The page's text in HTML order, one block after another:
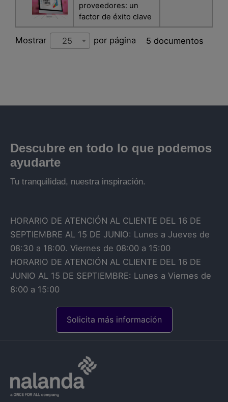
proveedores: un
factor de éxito clave
Mostrar 25 por página 5 documentos
Descubre en todo lo que podemos
ayudarte
Tu tranquilidad, nuestra inspiración.
HORARIO DE ATENCIÓN AL CLIENTE DEL 16 DE
SEPTIEMBRE AL 15 DE JUNIO: Lunes a Jueves de
08:30 a 18:00. Viernes de 08:00 a 15:00
HORARIO DE ATENCIÓN AL CLIENTE DEL 16 DE
JUNIO AL 15 DE SEPTIEMBRE: Lunes a Viernes de
8:00 a 15:00
Solicita más información